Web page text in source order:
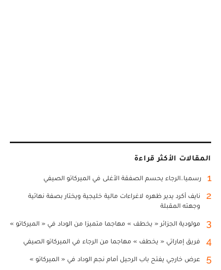
المقالات الأكثر قراءة
1 رسميا..الرجاء يحسم الصفقة الأغلى في الميركاتو الصيفي
2
نايف أكرد يدير ظهره لاغراءات مالية خليجية ويختار بصفة نهائية
وجهته المقبلة
3 مولودية الجزائر « يخطف » مهاجما متميزا من الوداد في « الميركاتو »
4 فريق إماراتي « يخطف » مهاجما من الرجاء في الميركاتو الصيفي
5 عرض خارجي يفتح باب الرحيل أمام نجم الوداد في « الميركاتو »